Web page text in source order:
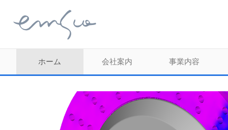
ホーム 会社案内 事業内容